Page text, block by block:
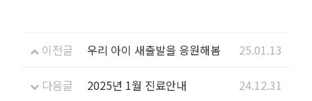
이전글 우리 아이 새출발을 응원해봄 25.01.13
다음글 2025년 1월 진료안내 24.12.31